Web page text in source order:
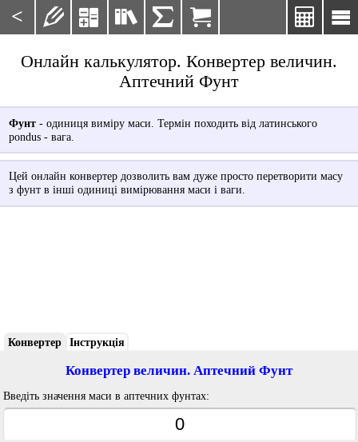
< 

    
Онлайн калькулятор. Конвертер величин.
Аптечний Фунт
Фунт- одиниця виміру маси. Термін походить від латинського
pondus - вага.
Цей онлайн конвертер дозволить вам дуже просто перетворити масу
з фунт в інші одиниці вимірювання маси і ваги.
Конвертер Інструкція
Конвертер величин. Аптечний Фунт
Введіть значення маси в аптечних фунтах: